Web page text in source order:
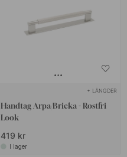
+ LÄNGDER
Handtag Arpa/Bricka - Rostfri
Look
419 kr
I lager